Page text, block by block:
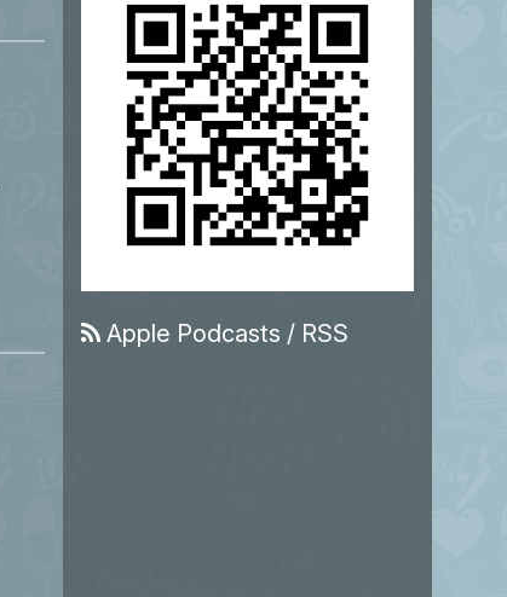
Apple Podcasts / RSS